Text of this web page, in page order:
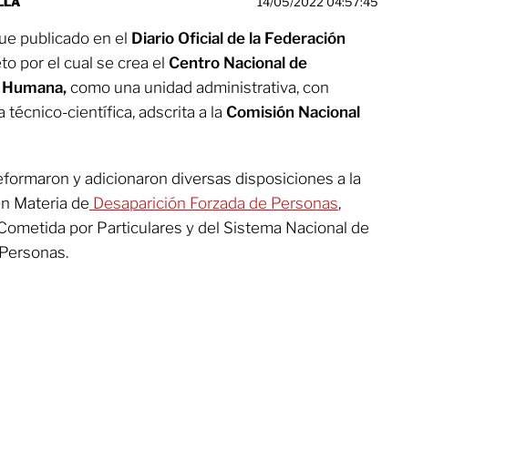
publicado en el Diario Oficial de la Federación
por el cual se crea el Centro Nacional de
como una unidad administrativa, con
técnico-científica, adscrita a la Comisión Nacional
y adicionaron diversas disposiciones a la
Materia de Desaparición Forzada de Personas,
por Particulares y del Sistema Nacional de